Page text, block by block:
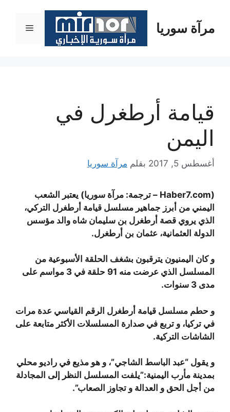
المحتوىمرآة سوريا القائمة
قيامة أرطغرل في
اليمن
أغسطس 5, 2017 بقلم مرآة سوريا
(Haber7.com – ترجمة: مرآة سوريا) يعتبر الشعب
اليمني من أبرز جماهير مسلسل قيامة أرطغرل التركي،
الذي يروي قصة أرطغرل بن سليمان شاه والد مؤسس
الدولة العثمانية، عثمان بن أرطغرل.
و كان اليمنيون يترقبون بشغف الحلقة الأسبوعية من
المسلسل الذي عرضت منه 91 حلقة في 3 مواسم على
مدى 3 سنوات.
و حطم مسلسل قيامة أرطغرل الرقم القياسي عدة مرات
في تركيا، و تربع في صدارة المسلسلات الأكثر متابعة على
الشاشات التركية.
و يقول “عبد الباسط الشاجي”، و هو مذيع في راديو محلي
بمدينة مأرب اليمنية:”يلفت المسلسل النظر إلى المجادلة
من أجل الحق و العدالة و تجاوز الصعاب”.